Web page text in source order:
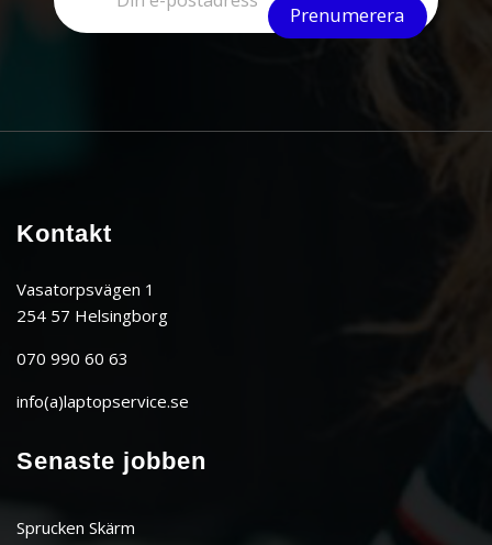
Kontakt
Vasatorpsvägen 1
254 57 Helsingborg
070 990 60 63
info(a)laptopservice.se
Senaste jobben
Sprucken Skärm